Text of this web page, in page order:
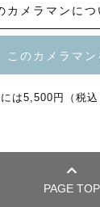
ていられるよう
い出して、
になっていただ
せていただきま
ください！
カメラマンにつ
は5,500円（税込
PAGE TOP